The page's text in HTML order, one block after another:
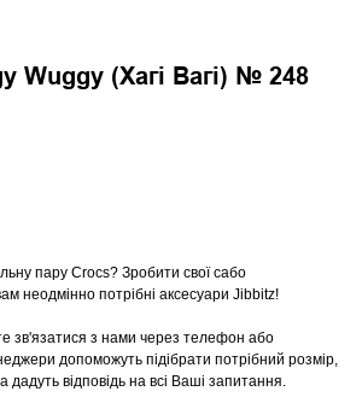
Wuggy (Хагі Вагі) № 248
пару Crocs? Зробити свої сабо
неодмінно потрібні аксесуари Jibbitz!
зв'язатися з нами через телефон або
допоможуть підібрати потрібний розмір,
дадуть відповідь на всі Ваші запитання.